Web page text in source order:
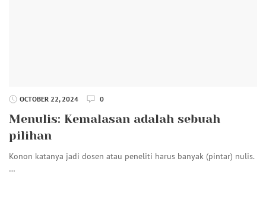
OCTOBER 22, 2024 0
Menulis: Kemalasan adalah sebuah
pilihan
Konon katanya jadi dosen atau peneliti harus banyak (pintar) nulis.
…